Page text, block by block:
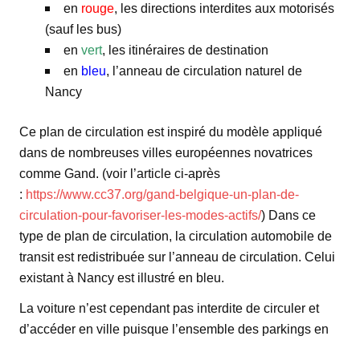
en rouge, les directions interdites aux motorisés
(sauf les bus)
en vert, les itinéraires de destination
en bleu, l’anneau de circulation naturel de
Nancy
Ce plan de circulation est inspiré du modèle appliqué
dans de nombreuses villes européennes novatrices
comme Gand. (voir l’article ci-après
: https://www.cc37.org/gand-belgique-un-plan-de-
circulation-pour-favoriser-les-modes-actifs/) Dans ce
type de plan de circulation, la circulation automobile de
transit est redistribuée sur l’anneau de circulation. Celui
existant à Nancy est illustré en bleu.
La voiture n’est cependant pas interdite de circuler et
d’accéder en ville puisque l’ensemble des parkings en